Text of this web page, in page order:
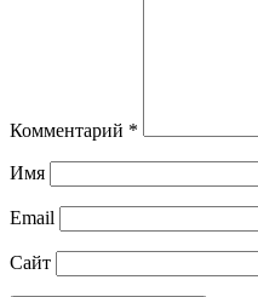
Комментарий *
Имя
Email
Сайт